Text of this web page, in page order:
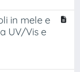
in mele e
UV/Vis e